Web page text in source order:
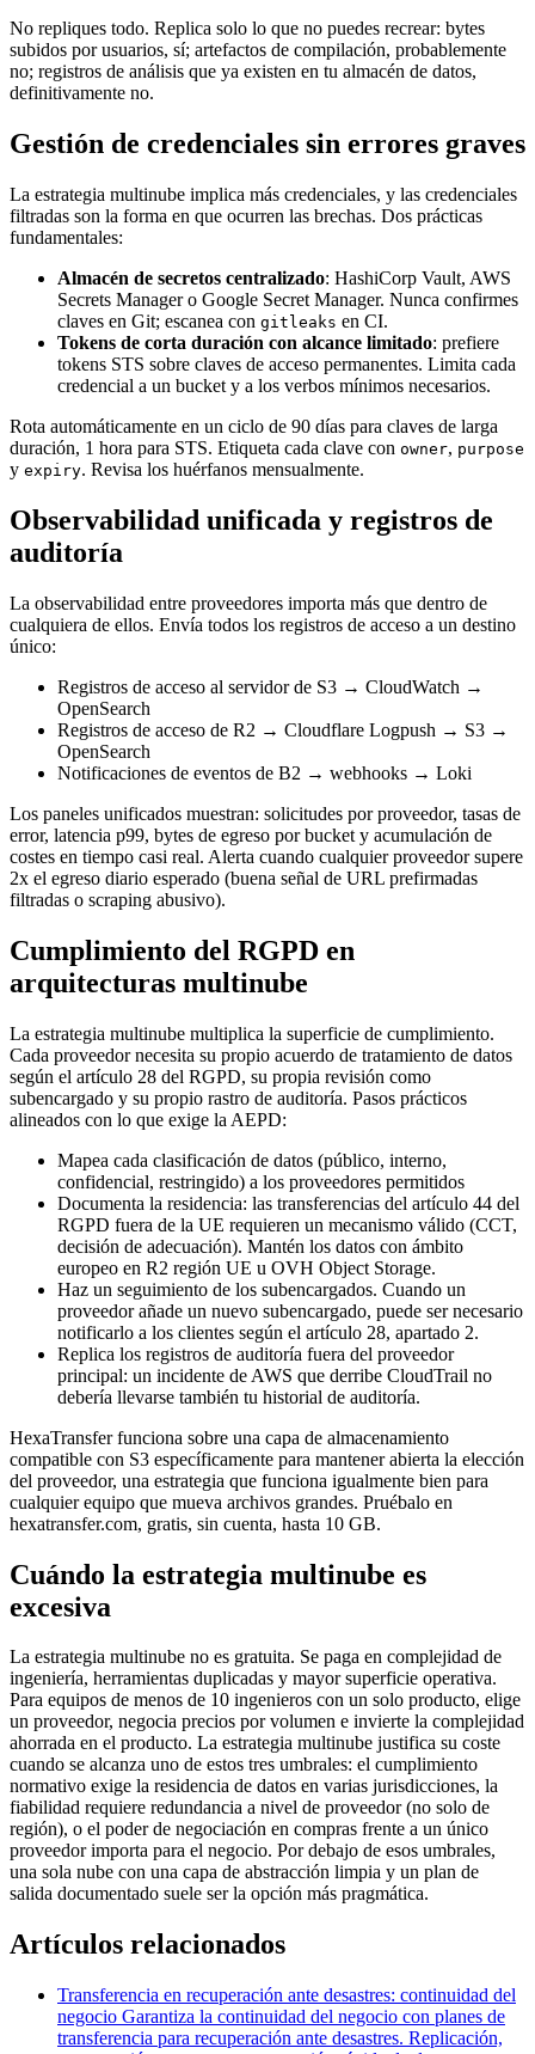
No repliques todo. Replica solo lo que no puedes recrear: bytes
subidos por usuarios, sí; artefactos de compilación, probablemente
no; registros de análisis que ya existen en tu almacén de datos,
definitivamente no.
Gestión de credenciales sin errores graves
La estrategia multinube implica más credenciales, y las credenciales
filtradas son la forma en que ocurren las brechas. Dos prácticas
fundamentales:
Almacén de secretos centralizado: HashiCorp Vault, AWS
Secrets Manager o Google Secret Manager. Nunca confirmes
claves en Git; escanea con gitleaks en CI.
Tokens de corta duración con alcance limitado: prefiere
tokens STS sobre claves de acceso permanentes. Limita cada
credencial a un bucket y a los verbos mínimos necesarios.
Rota automáticamente en un ciclo de 90 días para claves de larga
duración, 1 hora para STS. Etiqueta cada clave con owner, purpose
y expiry. Revisa los huérfanos mensualmente.
Observabilidad unificada y registros de
auditoría
La observabilidad entre proveedores importa más que dentro de
cualquiera de ellos. Envía todos los registros de acceso a un destino
único:
Registros de acceso al servidor de S3 → CloudWatch →
OpenSearch
Registros de acceso de R2 → Cloudflare Logpush → S3 →
OpenSearch
Notificaciones de eventos de B2 → webhooks → Loki
Los paneles unificados muestran: solicitudes por proveedor, tasas de
error, latencia p99, bytes de egreso por bucket y acumulación de
costes en tiempo casi real. Alerta cuando cualquier proveedor supere
2x el egreso diario esperado (buena señal de URL prefirmadas
filtradas o scraping abusivo).
Cumplimiento del RGPD en
arquitecturas multinube
La estrategia multinube multiplica la superficie de cumplimiento.
Cada proveedor necesita su propio acuerdo de tratamiento de datos
según el artículo 28 del RGPD, su propia revisión como
subencargado y su propio rastro de auditoría. Pasos prácticos
alineados con lo que exige la AEPD:
Mapea cada clasificación de datos (público, interno,
confidencial, restringido) a los proveedores permitidos
Documenta la residencia: las transferencias del artículo 44 del
RGPD fuera de la UE requieren un mecanismo válido (CCT,
decisión de adecuación). Mantén los datos con ámbito
europeo en R2 región UE u OVH Object Storage.
Haz un seguimiento de los subencargados. Cuando un
proveedor añade un nuevo subencargado, puede ser necesario
notificarlo a los clientes según el artículo 28, apartado 2.
Replica los registros de auditoría fuera del proveedor
principal: un incidente de AWS que derribe CloudTrail no
debería llevarse también tu historial de auditoría.
HexaTransfer funciona sobre una capa de almacenamiento
compatible con S3 específicamente para mantener abierta la elección
del proveedor, una estrategia que funciona igualmente bien para
cualquier equipo que mueva archivos grandes. Pruébalo en
hexatransfer.com, gratis, sin cuenta, hasta 10 GB.
Cuándo la estrategia multinube es
excesiva
La estrategia multinube no es gratuita. Se paga en complejidad de
ingeniería, herramientas duplicadas y mayor superficie operativa.
Para equipos de menos de 10 ingenieros con un solo producto, elige
un proveedor, negocia precios por volumen e invierte la complejidad
ahorrada en el producto. La estrategia multinube justifica su coste
cuando se alcanza uno de estos tres umbrales: el cumplimiento
normativo exige la residencia de datos en varias jurisdicciones, la
fiabilidad requiere redundancia a nivel de proveedor (no solo de
región), o el poder de negociación en compras frente a un único
proveedor importa para el negocio. Por debajo de esos umbrales,
una sola nube con una capa de abstracción limpia y un plan de
salida documentado suele ser la opción más pragmática.
Artículos relacionados
Transferencia en recuperación ante desastres: continuidad del
negocio Garantiza la continuidad del negocio con planes de
transferencia para recuperación ante desastres. Replicación,